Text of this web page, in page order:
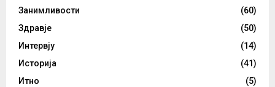
Занимливости
(60)
Здравје
(50)
Интервју
(14)
Историја
(41)
Итно
(5)